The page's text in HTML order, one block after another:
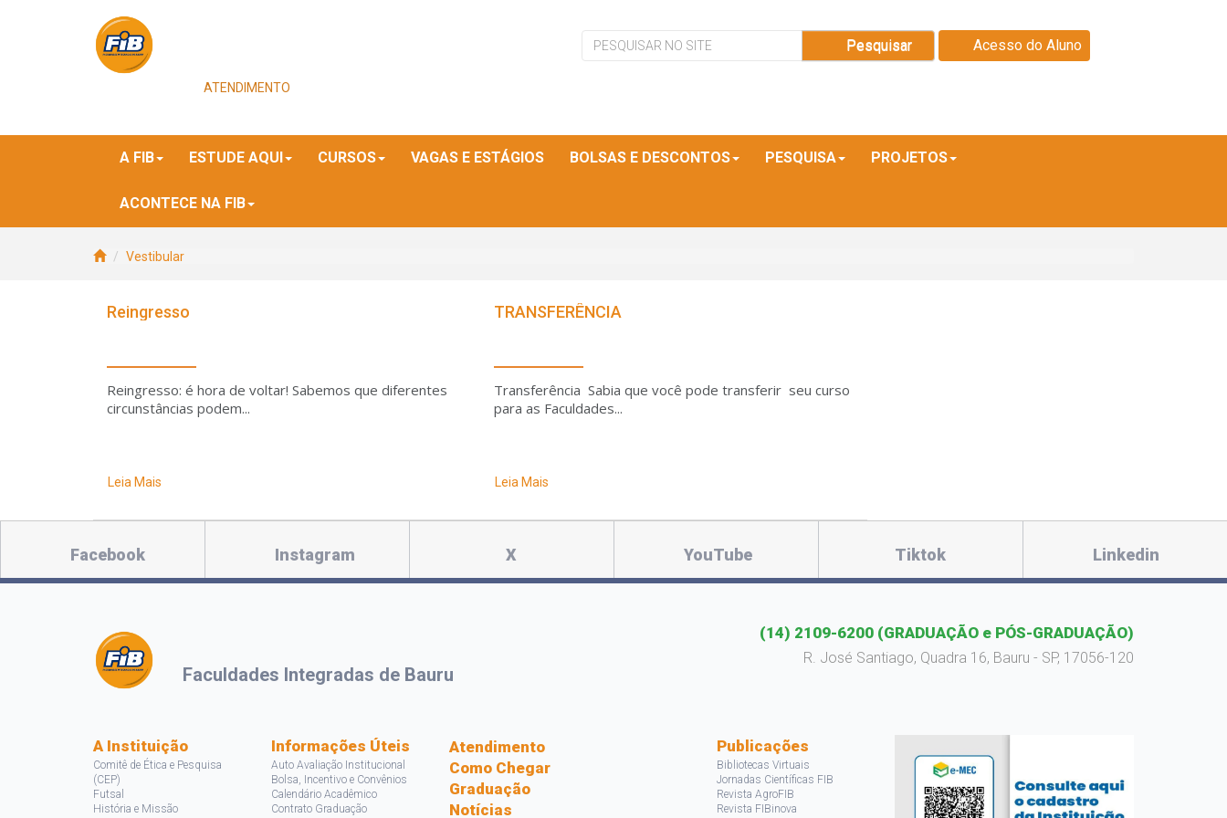
ATENDIMENTO
Pesquisar Acesso do Aluno
A FIB ESTUDE AQUI CURSOS VAGAS E ESTÁGIOS BOLSAS E DESCONTOS PESQUISA PROJETOS
ACONTECE NA FIB
Vestibular
Reingresso
Reingresso: é hora de voltar! Sabemos que diferentes
circunstâncias podem...
Leia Mais
TRANSFERÊNCIA
Transferência Sabia que você pode transferir seu curso
para as Faculdades...
Leia Mais
Facebook Instagram X YouTube Tiktok Linkedin
Faculdades Integradas de Bauru
(14) 2109-6200 (GRADUAÇÃO e PÓS-GRADUAÇÃO)
R. José Santiago, Quadra 16, Bauru - SP, 17056-120
A Instituição
Comitê de Ética e Pesquisa
(CEP)
Futsal
História e Missão
Informações Úteis
Auto Avaliação Institucional
Bolsa, Incentivo e Convênios
Calendário Acadêmico
Contrato Graduação
Atendimento
Como Chegar
Graduação
Notícias
Publicações
Bibliotecas Virtuais
Jornadas Científicas FIB
Revista AgroFIB
Revista FIBinova